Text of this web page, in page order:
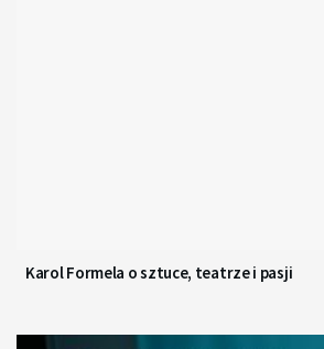
Karol Formela o sztuce, teatrze i pasji